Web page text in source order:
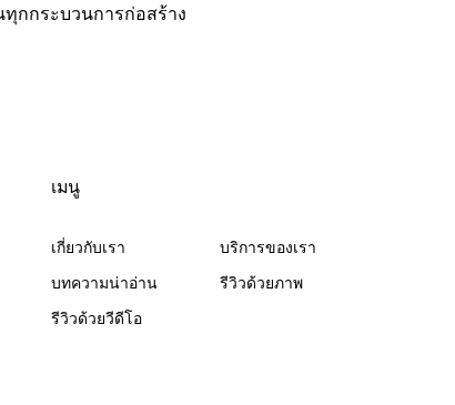
กกระบวนการก่อสร้าง
เมนู
เกี่ยวกับเรา
บริการของเรา
บทความน่าอ่าน
รีวิวด้วยภาพ
รีวิวด้วยวีดีโอ